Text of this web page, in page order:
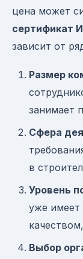
цена может
сертификат
зависит от
Размер
занимает
Сфера
в
Уровень
уже имеет
Выбор